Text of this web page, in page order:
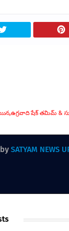
షేక్ తమిమ్ &
SATYAM NEWS